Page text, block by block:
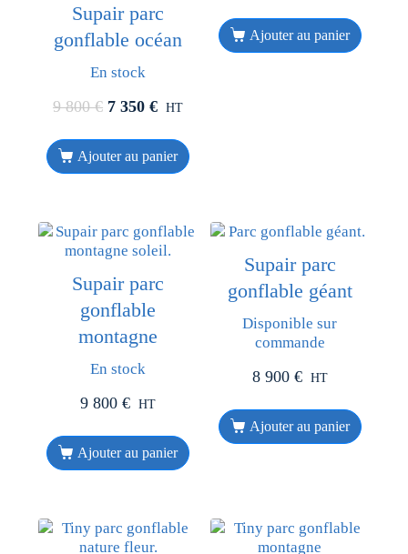
Supair parc
gonflable océan
En stock
9 800€ 7 350€ HT
Ajouter au panier
Ajouter au panier
Supair parc
gonflable
montagne
En stock
9 800€ HT
Ajouter au panier
Supair parc
gonflable géant
Disponible sur
commande
8 900 € HT
Ajouter au panier